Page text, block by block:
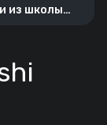
из школы